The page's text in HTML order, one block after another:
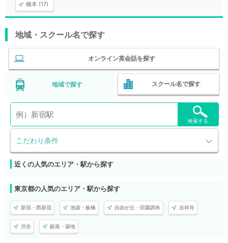
橋本 (17)
地域・スクール名で探す
オンライン英会話を探す
地域で探す スクール名で探す
こだわり条件
検索する
近くの人気のエリア・駅から探す
東京都の人気のエリア・駅から探す
新宿・西新宿 池袋・板橋 自由が丘・田園調布 吉祥寺
渋谷 銀座・築地